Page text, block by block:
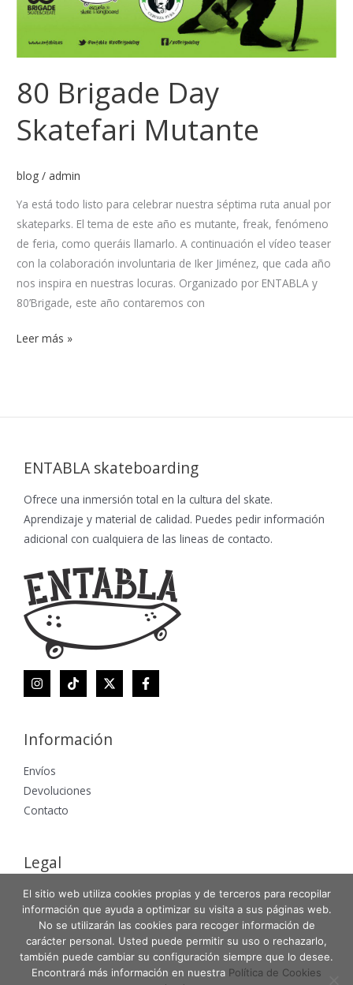
80 Brigade Day
Skatefari Mutante
blog / admin
Ya está todo listo para celebrar nuestra séptima ruta anual por
skateparks. El tema de este año es mutante, freak, fenómeno
de feria, como queráis llamarlo. A continuación el vídeo teaser
con la colaboración involuntaria de Iker Jiménez, que cada año
nos inspira en nuestras locuras. Organizado por ENTABLA y
80’Brigade, este año contaremos con
Leer más »
ENTABLA skateboarding
Ofrece una inmersión total en la cultura del skate.
Aprendizaje y material de calidad. Puedes pedir información
adicional con cualquiera de las lineas de contacto.
Información
Envíos
Devoluciones
Contacto
Legal
Aviso Legal
Política de Privacidad
Política de Cookies
El sitio web utiliza cookies propias y de terceros para recopilar
información que ayuda a optimizar su visita a sus páginas web.
No se utilizarán las cookies para recoger información de
carácter personal. Usted puede permitir su uso o rechazarlo,
también puede cambiar su configuración siempre que lo desee.
Encontrará más información en nuestra Política de Cookies